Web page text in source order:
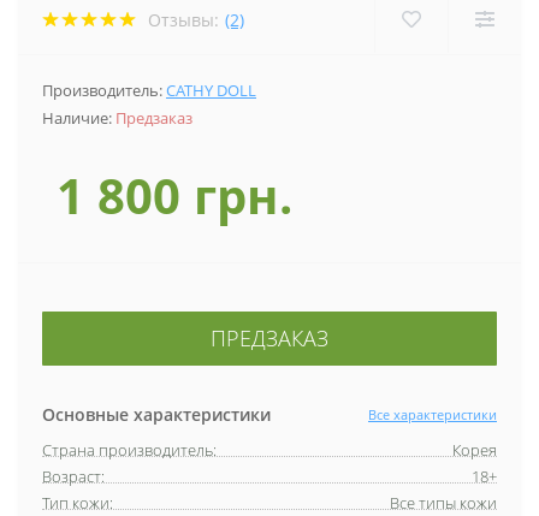
Отзывы: (2)
Производитель:CATHY DOLL
Наличие: Предзаказ
1 800 грн.
Основные характеристики Все характеристики
Страна производитель:
Корея
Возраст:
18+
Тип кожи:
Все типы кожи
ПРЕДЗАКАЗ